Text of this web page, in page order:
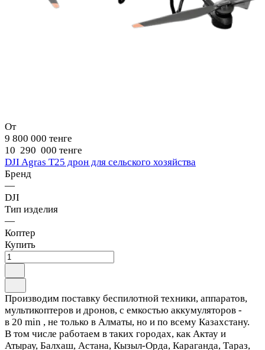
От
9 800 000 тенге
10 290 000 тенге
DJI Agras T25 дрон для сельского хозяйства
Бренд
—
DJI
Тип изделия
—
Коптер
Купить
Производим поставку беспилотной техники, аппаратов,
мультикоптеров и дронов, с емкостью аккумуляторов -
в 20 min , не только в Алматы, но и по всему Казахстану.
В том числе работаем в таких городах, как Актау и
Атырау, Балхаш, Астана, Кызыл-Орда, Караганда, Тараз,